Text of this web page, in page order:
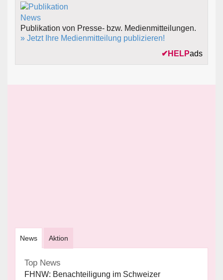
Publikation von Presse- bzw. Medienmitteilungen.
» Jetzt Ihre Medienmitteilung publizieren!
✔ HELPads
News Aktion
Top News
FHNW: Benachteiligung im Schweizer